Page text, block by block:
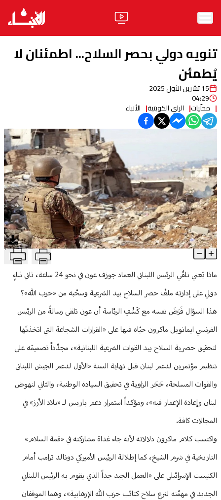
الأخبار
ثقافة ومجتمع
منوعات
آراء
فيديو
مواقف
الحزب
ابحث
تنويه دولي بحصر السلاح... اطمئنان لا
يُطمئن
15 تشرين الأول 2025
04:29
محلّيات الراي الكويتية الأنباء
تنويه دولي بحصر السلاح... اطمئنان لا يُطمئن T
Article Content
ماذا يَعني تلقّي الرئيس اللبناني العماد جوزف عون في نحو 24 ساعة، ثاني ثناءٍ
دولي على إدارته ملفّ حصر السلاح بيد الشرعية وسحْبه من «حزب الله»؟
هذا السؤال فَرَضَ نفسه مع كَشْفِ الرئاسة أن عون تلقى رسالةً من الرئيس
الفرنسي ايمانويل ماكرون حيّاه فيها على «القرارات الشجاعة التي اتخذتَها
لتحقيق حصرية السلاح بيد القوات الشرعية اللبنانية»، مجدِّداً تصميمَه على
تنظيم مؤتمرين لدعم لبنان قبل نهاية السنة «الأول لدعم الجيش اللبناني
والقوات المسلحة، حَجَر الزاوية في تحقيق السيادة الوطنية، والثاني لنهوض
لبنان وإعادة الإعمار فيه»، ومؤكداً استمرار دعم باريس لـ «بلاد الأرز» في
المجالات كافة.
واكتسب كلام ماكرون دلالاته لأنه جاء غداة مشاركته في «قمة السلام»
التاريخية في شرم الشيخ، كما إطلالة الرئيس الأميركي دونالد ترامب أمام
الكنيست الإسرائيلي على «العمل الجيد جداً الذي يقوم به الرئيس اللبناني
الجديد في مهمّته لنزع سلاح كتائب حزب الله الإرهابية»، وهما الموقفان